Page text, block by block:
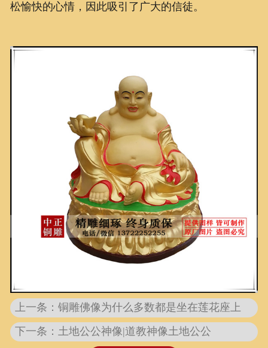
松愉快的心情，因此吸引了广大的信徒。
上一条：铜雕佛像为什么多数都是坐在莲花座上
下一条：土地公公神像|道教神像土地公公